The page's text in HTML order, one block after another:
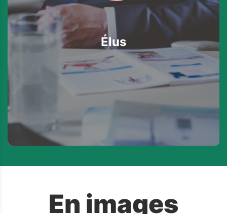
Élus
En images